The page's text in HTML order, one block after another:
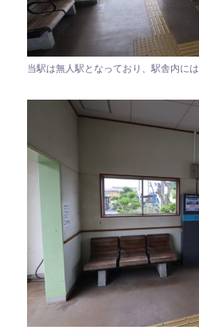
当駅は無人駅となっており、駅舎内に